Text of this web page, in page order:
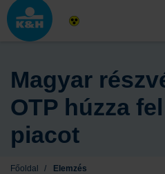
Magyar
OTP húzza
piacot
Főoldal / Elemzés